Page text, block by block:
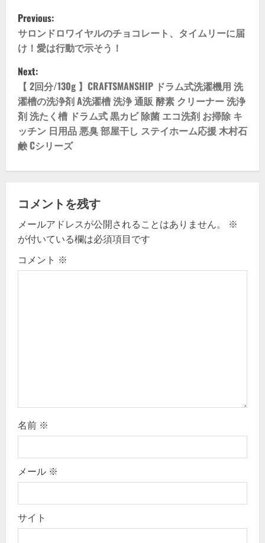
P
o
s
n
a
g
a
t
Previous:
サロンドロワイヤルのチョコレート、タイムリーに届
け！愛は行動で示そう！
Next:
【 2回分/130g 】CRAFTSMANSHIP ドラム式洗濯機用 洗
濯槽の洗浄剤 A洗濯槽 洗浄 通販 酵素 クリーナー 洗浄
剤 洗たく槽 ドラム式 黒カビ 除菌 エコ洗剤 お掃除 キ
ッチン 日用品 悪臭 部屋干し ステイホーム応援 木村石
鹸 Cシリーズ
コメントを残す
メールアドレスが公開されることはありません。
※
が付いている欄は必須項目です
コメント ※
名前 ※
メール ※
サイト